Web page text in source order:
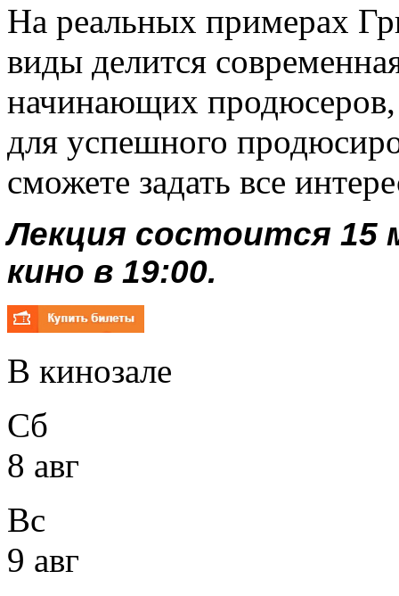
На реальных примерах
виды делится
начинающих
для успешного
сможете задать все
Лекция состоится 15
кино в 19:00.
В кинозале
Сб
8 авг
Вс
9 авг